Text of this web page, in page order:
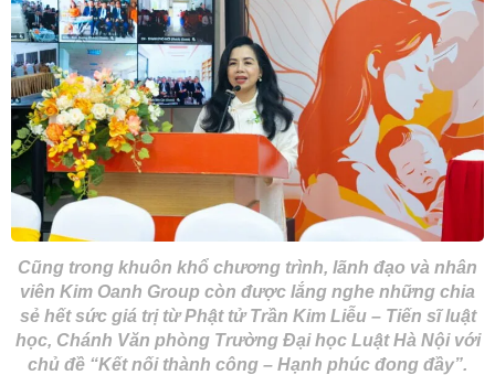
Cũng trong khuôn khổ chương trình, lãnh đạo và nhân
viên Kim Oanh Group còn được lắng nghe những chia
sẻ hết sức giá trị từ Phật tử Trần Kim Liễu – Tiến sĩ luật
học, Chánh Văn phòng Trường Đại học Luật Hà Nội với
chủ đề “Kết nối thành công – Hạnh phúc đong đầy”.